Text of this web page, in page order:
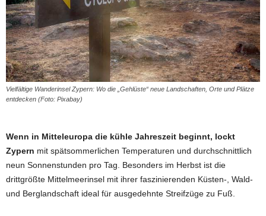
Vielfältige Wanderinsel Zypern: Wo die „Gehlüste“ neue Landschaften, Orte und Plätze
entdecken (Foto: Pixabay)
Wenn in Mitteleuropa die kühle Jahreszeit beginnt, lockt
Zypern mit spätsommerlichen Temperaturen und durchschnittlich
neun Sonnenstunden pro Tag. Besonders im Herbst ist die
drittgrößte Mittelmeerinsel mit ihrer faszinierenden Küsten-, Wald-
und Berglandschaft ideal für ausgedehnte Streifzüge zu Fuß.